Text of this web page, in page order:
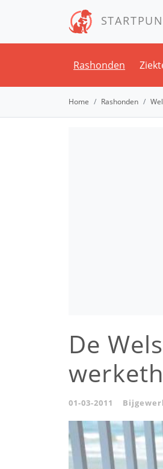
Rashonden
Home Rashonden
De
01-03-2011